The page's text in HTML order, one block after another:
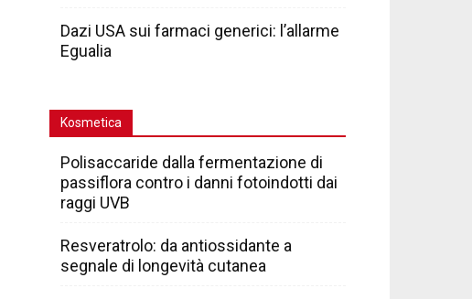
Dazi USA sui farmaci generici: l’allarme
Egualia
Kosmetica
Polisaccaride dalla fermentazione di
passiflora contro i danni fotoindotti dai
raggi UVB
Resveratrolo: da antiossidante a
segnale di longevità cutanea